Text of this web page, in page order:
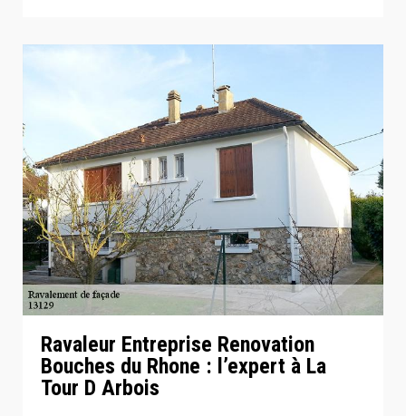
Ravaleur Entreprise Renovation
Bouches du Rhone : l’expert à La
Tour D Arbois